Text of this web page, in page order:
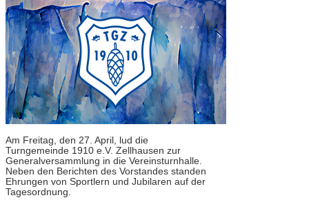
Am Freitag, den 27. April, lud die
Turngemeinde 1910 e.V. Zellhausen zur
Generalversammlung in die Vereinsturnhalle.
Neben den Berichten des Vorstandes standen
Ehrungen von Sportlern und Jubilaren auf der
Tagesordnung.